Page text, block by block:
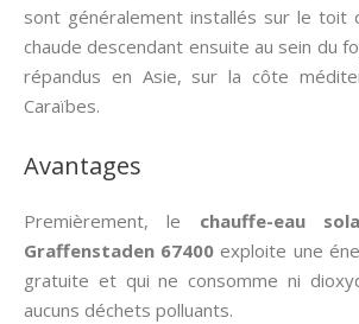
sont généralement installés sur le toit
chaude descendant ensuite au sein du
répandus en Asie, sur la côte
Caraïbes.
Avantages
Premièrement, le chauffe-eau
Graffenstaden 67400 exploite une
gratuite et qui ne consomme ni
aucuns déchets polluants.